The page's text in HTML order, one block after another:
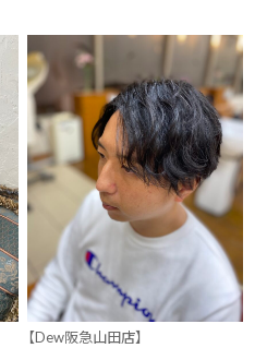
【Dew阪急山田店】